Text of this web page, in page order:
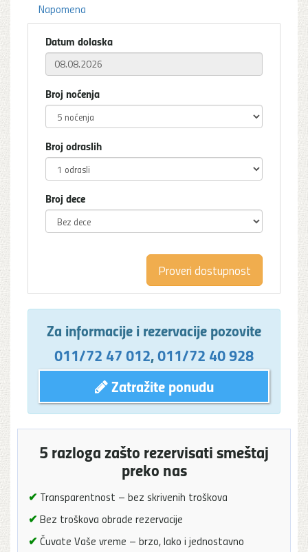
Napomena
Datum dolaska
Broj noćenja
Broj odraslih
Broj dece
Za informacije i rezervacije pozovite
011/72 47 012,011/72 40 928
Zatražite ponudu
5 razloga zašto rezervisati smeštaj
preko nas
✔ Transparentnost – bez skrivenih troškova
✔ Bez troškova obrade rezervacije
✔ Čuvate Vaše vreme – brzo, lako i jednostavno